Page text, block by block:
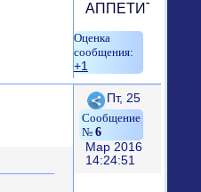
АППЕТИТА!
+1
Поделиться
6
Пт, 25
Мар 2016
14:24:51